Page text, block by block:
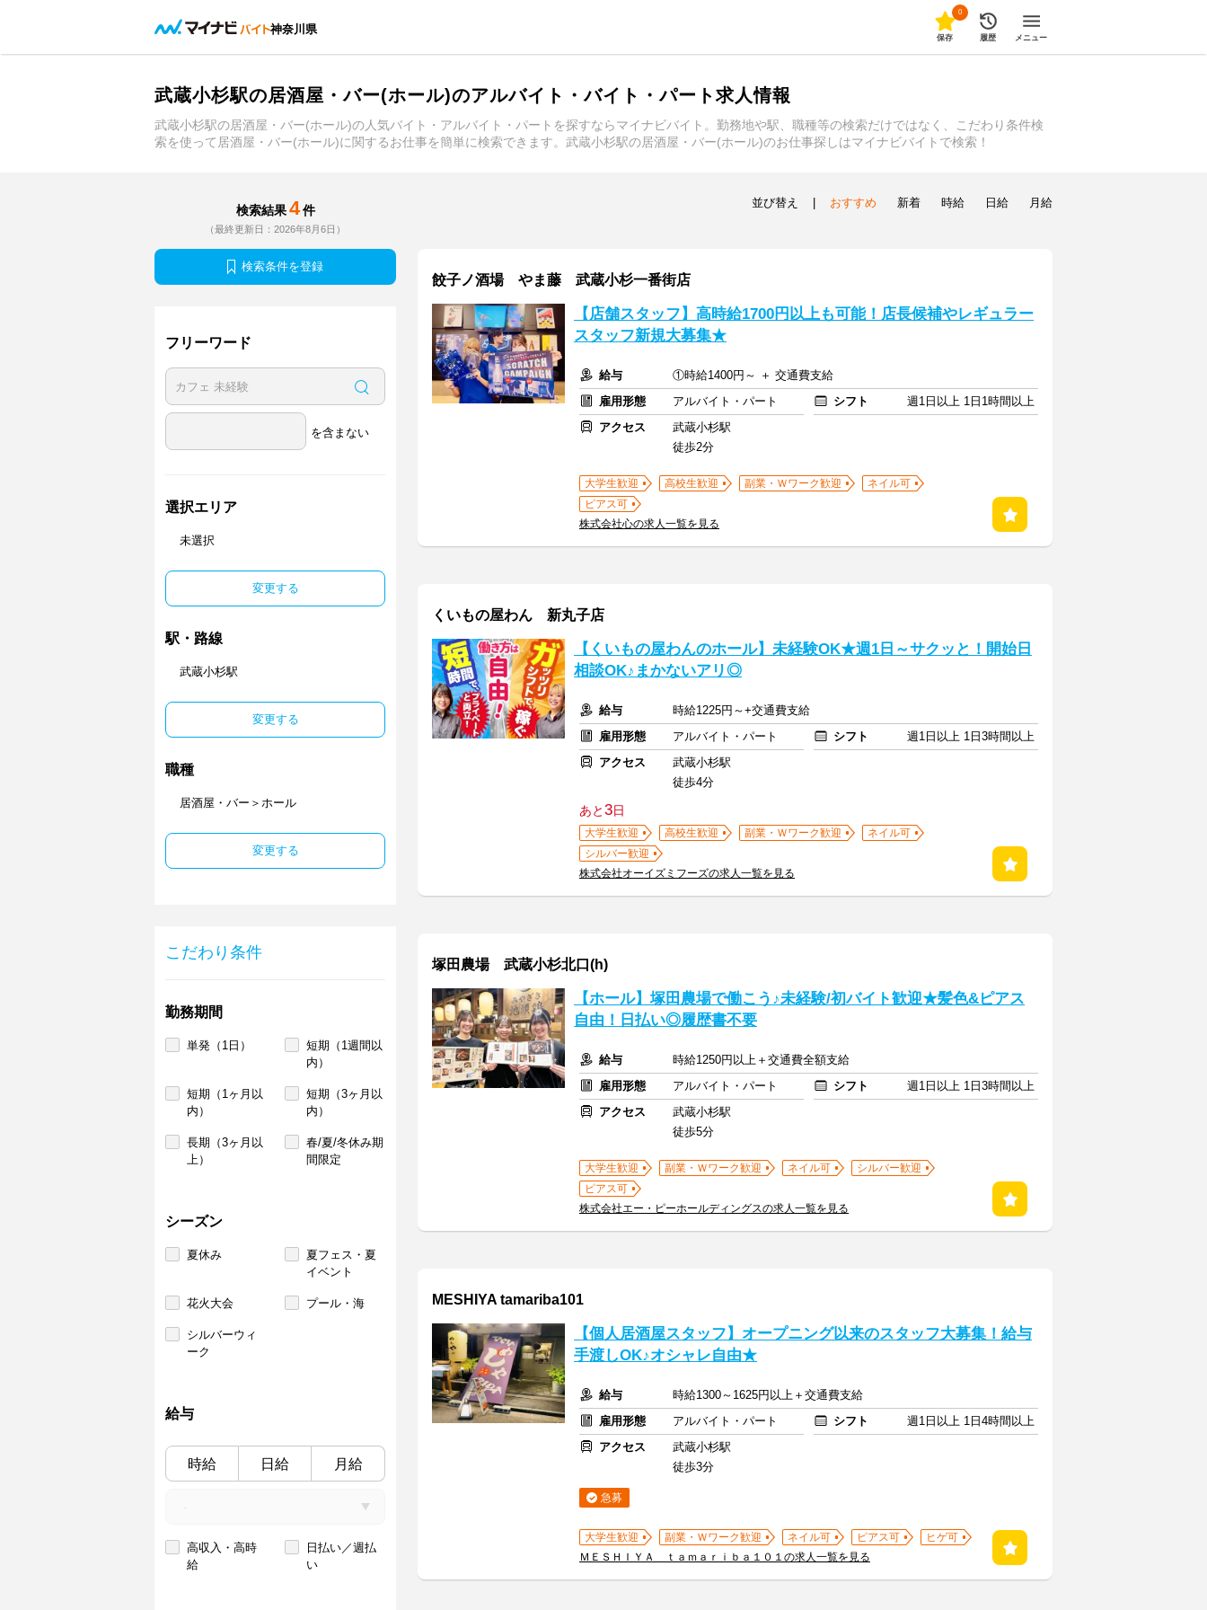
神奈川県
0
保存 履歴 メニュー
武蔵小杉駅の居酒屋・バー(ホール)のアルバイト・バイト・パート求人情報
武蔵小杉駅の居酒屋・バー(ホール)の人気バイト・アルバイト・パートを探すならマイナビバイト。勤務地や駅、職種等の検索だけではなく、こだわり条件検
索を使って居酒屋・バー(ホール)に関するお仕事を簡単に検索できます。武蔵小杉駅の居酒屋・バー(ホール)のお仕事探しはマイナビバイトで検索！
検索結果 4 件
（最終更新日：2026年8月6日）
検索条件を登録
フリーワード
を含まない
選択エリア
未選択
変更する
駅・路線
武蔵小杉駅
変更する
職種
居酒屋・バー＞ホール
変更する
こだわり条件
勤務期間
単発（1日）
短期（1週間以
内）
短期（1ヶ月以
内）
短期（3ヶ月以
内）
長期（3ヶ月以
上）
春/夏/冬休み期
間限定
シーズン
夏休み
夏フェス・夏
イベント
花火大会 プール・海
シルバーウィ
ーク
給与
時給 日給 月給
高収入・高時
給
日払い／週払
い
並び替え おすすめ 新着 時給 日給 月給
餃子ノ酒場 やま藤 武蔵小杉一番街店
【店舗スタッフ】高時給1700円以上も可能！店長候補やレギュラー
スタッフ新規大募集★
給与
①時給1400円～ ＋ 交通費支給
雇用形態
アルバイト・パート シフト
週1日以上 1日1時間以上
アクセス
武蔵小杉駅
徒歩2分
大学生歓迎 高校生歓迎 副業・Ｗワーク歓迎
ネイル可
ピアス可
株式会社心の求人一覧を見る
くいもの屋わん 新丸子店
【くいもの屋わんのホール】未経験OK★週1日～サクッと！開始日
相談OK♪まかないアリ◎
給与
時給1225円～+交通費支給
雇用形態
アルバイト・パート シフト
週1日以上 1日3時間以上
アクセス
武蔵小杉駅
徒歩4分
あと3日
大学生歓迎 高校生歓迎 副業・Ｗワーク歓迎
ネイル可
シルバー歓迎
株式会社オーイズミフーズの求人一覧を見る
塚田農場 武蔵小杉北口(h)
【ホール】塚田農場で働こう♪未経験/初バイト歓迎★髪色&ピアス
自由！日払い◎履歴書不要
給与
時給1250円以上＋交通費全額支給
雇用形態
アルバイト・パート シフト
週1日以上 1日3時間以上
アクセス
武蔵小杉駅
徒歩5分
大学生歓迎 副業・Ｗワーク歓迎 ネイル可
シルバー歓迎
ピアス可
株式会社エー・ピーホールディングスの求人一覧を見る
MESHIYA tamariba101
【個人居酒屋スタッフ】オープニング以来のスタッフ大募集！給与
手渡しOK♪オシャレ自由★
給与
時給1300～1625円以上＋交通費支給
雇用形態
アルバイト・パート シフト
週1日以上 1日4時間以上
アクセス
武蔵小杉駅
徒歩3分
急募
大学生歓迎 副業・Ｗワーク歓迎 ネイル可 ピアス可
ヒゲ可
ＭＥＳＨＩＹＡ ｔａｍａｒｉｂａ１０１の求人一覧を見る